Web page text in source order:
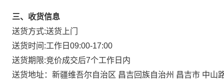
三、收货信息
送货方式:送货上门
送货时间:工作日09:00-17:00
送货期限:竞价成交后7个工作日内
送货地址： 新疆维吾尔自治区 昌吉回族自治州 昌吉市 中山